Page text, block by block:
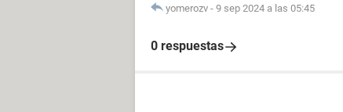
yomerozv - 9 sep 2024 a las 05:45
0 respuestas